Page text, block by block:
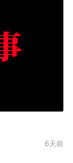
6天前